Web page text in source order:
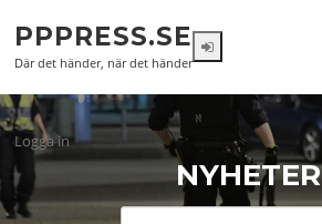
innehåll
PPPRESS.SE
Där det händer, när det händer
Logga in
NYHETER